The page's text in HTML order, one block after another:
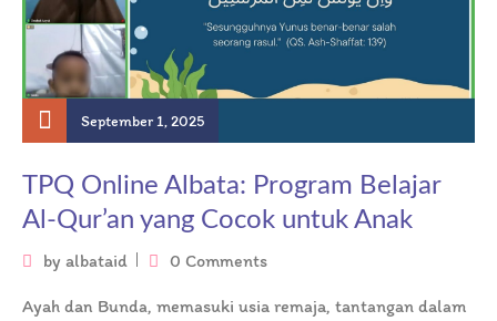
September 1, 2025
TPQ Online Albata: Program Belajar
Al-Qur’an yang Cocok untuk Anak
by albataid 0 Comments
Ayah dan Bunda, memasuki usia remaja, tantangan dalam